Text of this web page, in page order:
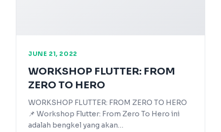
JUNE 21, 2022
WORKSHOP FLUTTER: FROM
ZERO TO HERO
WORKSHOP FLUTTER: FROM ZERO TO HERO
📌 Workshop Flutter: From Zero To Hero ini
adalah bengkel yang akan…